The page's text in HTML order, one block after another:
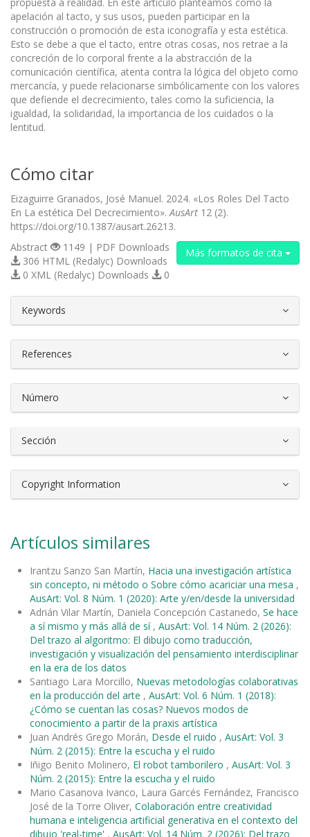
apelación al tacto, y sus usos, pueden participar en la
construcción o promoción de esta iconografía y esta estética.
Esto se debe a que el tacto, entre otras cosas, nos retrae a la
concreción de lo corporal frente a la abstracción de la
comunicación científica, atenta contra la lógica del objeto como
mercancía, y puede relacionarse simbólicamente con los valores
que defiende el decrecimiento, tales como la suficiencia, la
igualdad, la solidaridad, la importancia de los cuidados o la
lentitud.
Cómo citar
Eizaguirre Granados, José Manuel. 2024. «Los Roles Del Tacto
En La estética Del Decrecimiento».AusArt 12 (2).
https://doi.org/10.1387/ausart.26213.
Más formatos de cita
Abstract
1149 | PDF Downloads
306 HTML (Redalyc) Downloads
0 XML (Redalyc) Downloads
0
Keywords
References
Número
Sección
Copyright Information
Artículos similares
Irantzu Sanzo San Martín, Hacia una investigación artística
sin concepto, ni método o Sobre cómo acariciar una mesa ,
AusArt: Vol. 8 Núm. 1 (2020): Arte y/en/desde la universidad
Adrián Vilar Martín, Daniela Concepción Castanedo, Se hace
a sí mismo y más allá de sí , AusArt: Vol. 14 Núm. 2 (2026):
Del trazo al algoritmo: El dibujo como traducción,
investigación y visualización del pensamiento interdisciplinar
en la era de los datos
Santiago Lara Morcillo, Nuevas metodologías colaborativas
en la producción del arte , AusArt: Vol. 6 Núm. 1 (2018):
¿Cómo se cuentan las cosas? Nuevos modos de
conocimiento a partir de la praxis artística
Juan Andrés Grego Morán, Desde el ruido , AusArt: Vol. 3
Núm. 2 (2015): Entre la escucha y el ruido
Iñigo Benito Molinero, El robot tamborilero , AusArt: Vol. 3
Núm. 2 (2015): Entre la escucha y el ruido
Mario Casanova Ivanco, Laura Garcés Fernández, Francisco
José de la Torre Oliver, Colaboración entre creatividad
humana e inteligencia artificial generativa en el contexto del
dibujo 'real-time' , AusArt: Vol. 14 Núm. 2 (2026): Del trazo